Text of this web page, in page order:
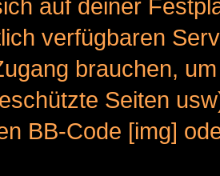
auf deiner
verfügbaren
brauchen,
Seiten
BB-Code [img]